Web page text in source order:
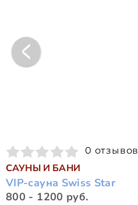
0 отзывов
САУНЫ И БАНИ
VIP-сауна Swiss Star
800 - 1200 руб.